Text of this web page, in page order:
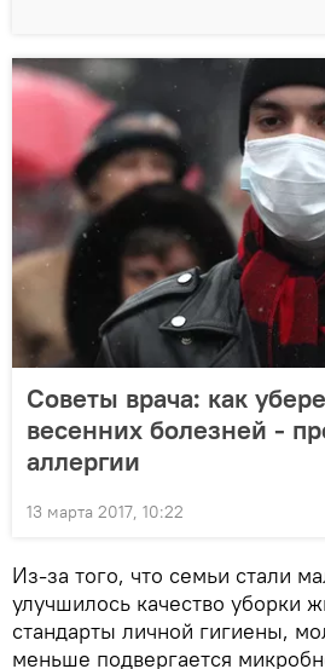
Советы врача: как
весенних болезней -
аллергии
13 марта 2017, 10:22
Из-за того, что семьи стали
улучшилось качество уборки
стандарты личной гигиены,
меньше подвергается